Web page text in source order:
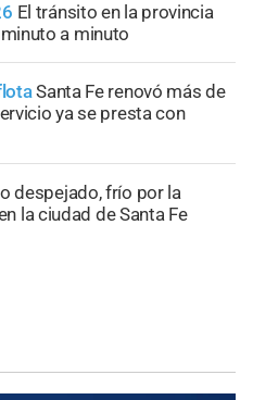
El tránsito en la provincia
a minuto
Santa Fe renovó más de
ya se presta con
despejado, frío por la
la ciudad de Santa Fe